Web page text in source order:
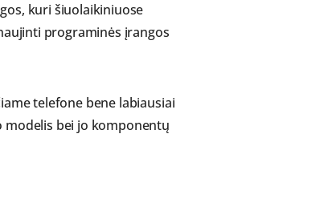
kuri šiuolaikiniuose
programinės įrangos
telefone bene labiausiai
bei jo komponentų